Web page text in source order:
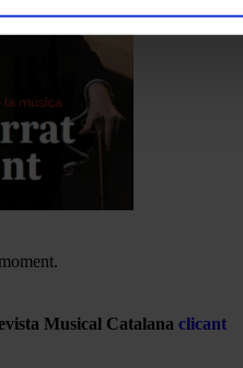
Musical Catalana clicant